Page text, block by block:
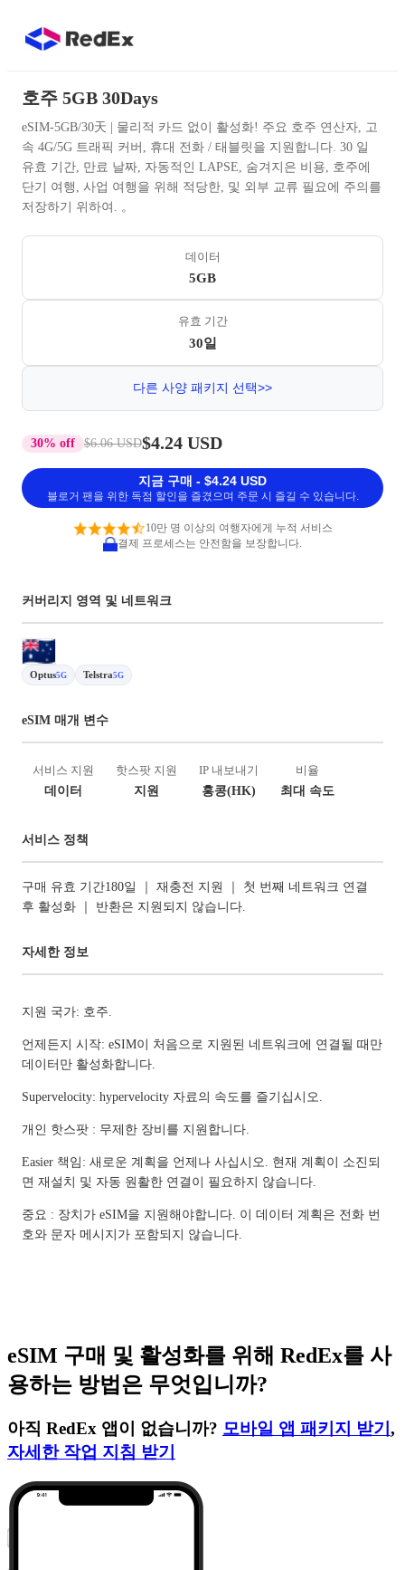
호주 5GB 30Days
eSIM-5GB/30天 | 물리적 카드 없이 활성화! 주요 호주 연산자, 고
속 4G/5G 트래픽 커버, 휴대 전화 / 태블릿을 지원합니다. 30 일
유효 기간, 만료 날짜, 자동적인 LAPSE, 숨겨지은 비용, 호주에
단기 여행, 사업 여행을 위해 적당한, 및 외부 교류 필요에 주의를
저장하기 위하여. 。
데이터
5GB
유효 기간
30일
다른 사양 패키지 선택>>
30% off $6.06 USD$4.24 USD
지금 구매 - $4.24 USD
블로거 팬을 위한 독점 할인을 즐겼으며 주문 시 즐길 수 있습니다.
10만 명 이상의 여행자에게 누적 서비스
결제 프로세스는 안전함을 보장합니다.
커버리지 영역 및 네트워크
Optus5G Telstra5G
eSIM 매개 변수
서비스 지원
데이터
핫스팟 지원
지원
IP 내보내기
홍콩(HK)
비율
최대 속도
서비스 정책
구매 유효 기간180일 ｜ 재충전 지원 ｜ 첫 번째 네트워크 연결
후 활성화 ｜ 반환은 지원되지 않습니다.
자세한 정보
지원 국가: 호주.
언제든지 시작: eSIM이 처음으로 지원된 네트워크에 연결될 때만
데이터만 활성화합니다.
Supervelocity: hypervelocity 자료의 속도를 즐기십시오.
개인 핫스팟 : 무제한 장비를 지원합니다.
Easier 책임: 새로운 계획을 언제나 사십시오. 현재 계획이 소진되
면 재설치 및 자동 원활한 연결이 필요하지 않습니다.
중요 : 장치가 eSIM을 지원해야합니다. 이 데이터 계획은 전화 번
호와 문자 메시지가 포함되지 않습니다.
eSIM 구매 및 활성화를 위해 RedEx를 사
용하는 방법은 무엇입니까?
아직 RedEx 앱이 없습니까? 모바일 앱 패키지 받기 ,
자세한 작업 지침 받기